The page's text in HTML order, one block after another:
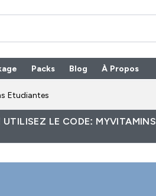
Packs Enter Packs submenu
Blog À Propos
Etudiantes
UTILISEZ LE CODE: MYVITAMINS